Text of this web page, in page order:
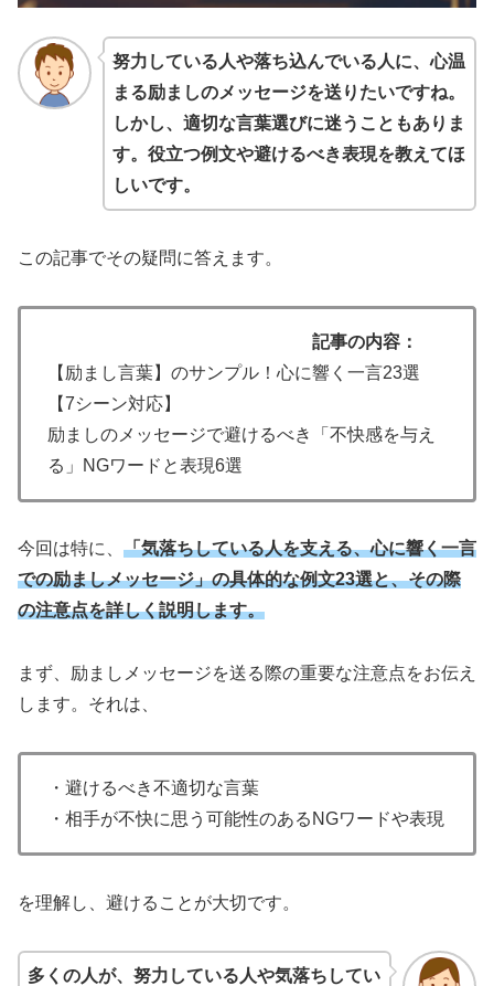
努力している人や落ち込んでいる人に、心温
まる励ましのメッセージを送りたいですね。
しかし、適切な言葉選びに迷うこともありま
す。役立つ例文や避けるべき表現を教えてほ
しいです。
この記事でその疑問に答えます。
記事の内容：
【励まし言葉】のサンプル！心に響く一言23選
【7シーン対応】
励ましのメッセージで避けるべき「不快感を与え
る」NGワードと表現6選
今回は特に、 「気落ちしている人を支える、心に響く一言
での励ましメッセージ」の具体的な例文23選と、その際
の注意点を詳しく説明します。
まず、励ましメッセージを送る際の重要な注意点をお伝え
します。それは、
・避けるべき不適切な言葉
・相手が不快に思う可能性のあるNGワードや表現
を理解し、避けることが大切です。
多くの人が、努力している人や気落ちしてい